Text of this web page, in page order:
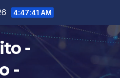
4:47:43 AM
-
-